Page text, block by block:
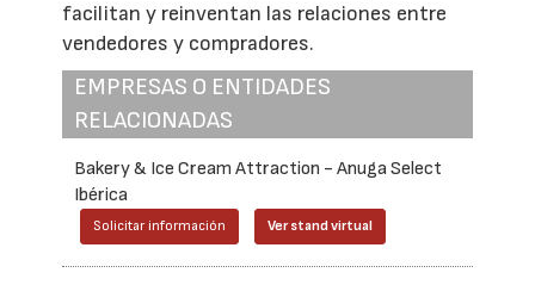
facilitan y reinventan las relaciones entre
vendedores y compradores.
EMPRESAS O ENTIDADES
RELACIONADAS
Bakery & Ice Cream Attraction - Anuga Select
Ibérica
Solicitar información Ver stand virtual